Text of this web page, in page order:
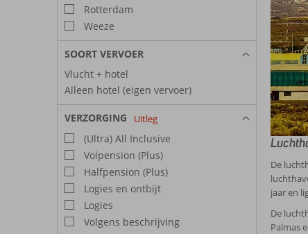
Rotterdam
Weeze
SOORT VERVOER
Vlucht + hotel
Alleen hotel (eigen vervoer)
VERZORGING Uitleg
(Ultra) All Inclusive
Volpension (Plus)
Halfpension (Plus)
Logies en ontbijt
Logies
Volgens beschrijving
De
jaar en
De
Palmas